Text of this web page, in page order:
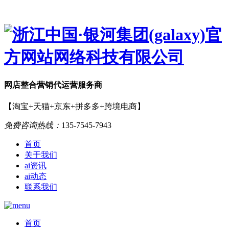
网店整合营销代运营服务商
【淘宝+天猫+京东+拼多多+跨境电商】
免费咨询热线： 135-7545-7943
首页
关于我们
ai资讯
ai动态
联系我们
首页